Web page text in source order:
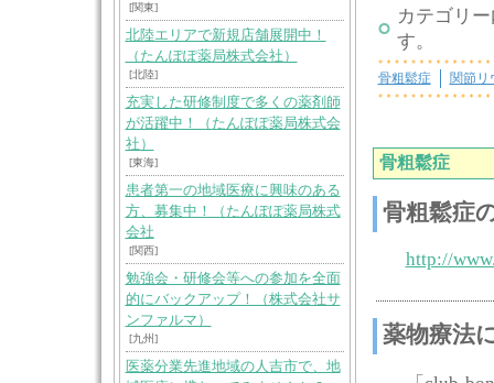
[関東]
北陸エリアで新規店舗展開中！
（たんぽぽ薬局株式会社）
[北陸]
充実した研修制度で多くの薬剤師
が活躍中！（たんぽぽ薬局株式会
社）
[東海]
患者第一の地域医療に興味のある
方、募集中！（たんぽぽ薬局株式
会社
[関西]
勉強会・研修会等への参加を全面
的にバックアップ！（株式会社サ
ンファルマ）
[九州]
医薬分業先進地域の人吉市で、地
カテゴリ
す。
骨粗鬆症 関節リ
骨粗鬆症
骨粗鬆症
http://
薬物療法